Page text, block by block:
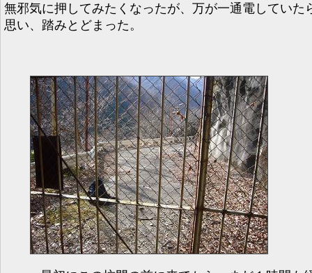
無邪気に押してみたくなったが、万が一通電していた
思い、踏みとどまった。